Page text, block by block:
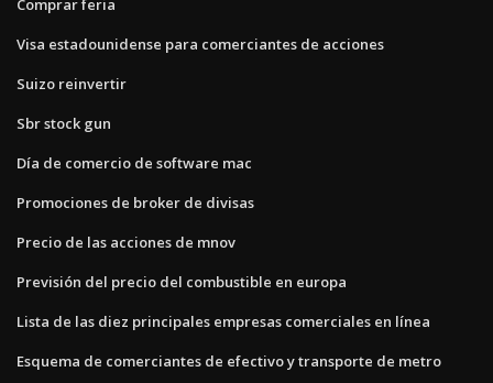
Comprar feria
Visa estadounidense para comerciantes de acciones
Suizo reinvertir
Sbr stock gun
Día de comercio de software mac
Promociones de broker de divisas
Precio de las acciones de mnov
Previsión del precio del combustible en europa
Lista de las diez principales empresas comerciales en línea
Esquema de comerciantes de efectivo y transporte de metro